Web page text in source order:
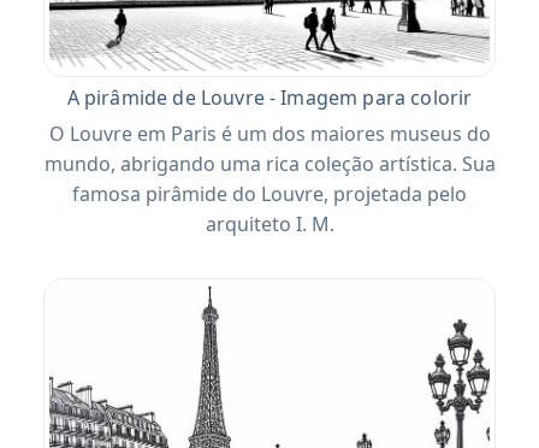
A pirâmide de Louvre - Imagem para colorir
O Louvre em Paris é um dos maiores museus do
mundo, abrigando uma rica coleção artística. Sua
famosa pirâmide do Louvre, projetada pelo
arquiteto I. M.